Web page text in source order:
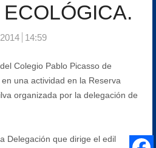
14:59
Colegio Pablo Picasso de
una actividad en la Reserva
organizada por la delegación de
Delegación que dirige el edil